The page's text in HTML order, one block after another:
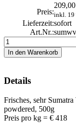
Preis:inkl. 19
Lieferzeit:sofort
Art.Nr.:
Details
Frisches, sehr
powdered, 500g
Preis pro kg = € 418